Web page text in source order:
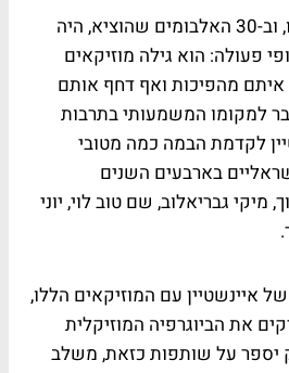
לאורך 50 שנות פעילותו, וב-30 האלבומים שהוציא, היה
פעולה: הוא גילה מוזיקאים
איתם מהפיכות ואף דחף אותם
למקומו המשמעותי בתרבות
לקדמת הבמה כמה מטובי
בארבעים השנים
, מיקי גבריאלוב, שם טוב לוי, יוני
איינשטיין עם המוזיקאים הללו,
בת 6 הפרקים את הביוגרפיה המוזיקלית
יספר על שותפות כזאת, משלב